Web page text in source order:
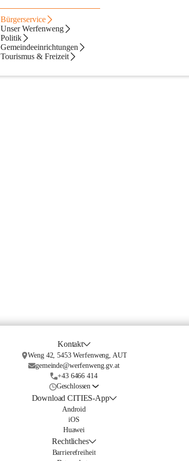
Bürgerservice
Unser Werfenweng
Politik
Gemeindeeinrichtungen
Tourismus & Freizeit
Kontakt
Weng 42, 5453 Werfenweng, AUT
gemeinde@werfenweng.gv.at
+43 6466 414
Geschlossen
Download CITIES-App
Android
iOS
Huawei
Rechtliches
Barrierefreiheit